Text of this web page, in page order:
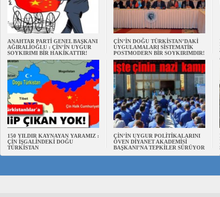
ANAHTAR PARTİ GENEL BAŞKANI
AĞIRALİOĞLU : ÇİN’İN UYGUR
SOYKIRIMI BİR HAKİKATTIR!
ÇİN’İN DOĞU TÜRKİSTAN’DAKİ
UYGULAMALARI SİSTEMATİK
POSTMODERN BİR SOYKIRIMDIR!
150 YILDIR KAYNAYAN YARAMIZ :
ÇİN İŞGALİNDEKİ DOĞU
TÜRKİSTAN
ÇİN’İN UYGUR POLİTİKALARINI
ÖVEN DİYANET AKADEMİSİ
BAŞKANI’NA TEPKİLER SÜRÜYOR